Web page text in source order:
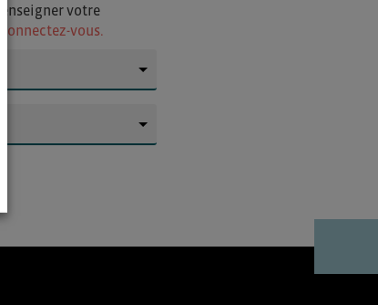
votre
connectez-vous.